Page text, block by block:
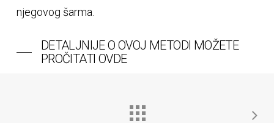
njegovog šarma.
DETALJNIJE O OVOJ METODI MOŽETE
PROČITATI OVDE